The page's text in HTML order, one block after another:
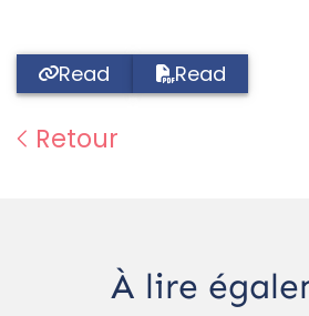
Read Read
Retour
À lire